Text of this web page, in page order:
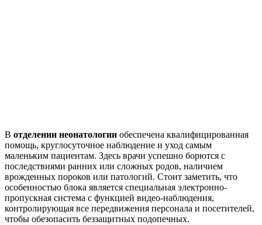
В отделении неонатологии обеспечена квалифицированная
помощь, круглосуточное наблюдение и уход самым
маленьким пациентам. Здесь врачи успешно борются с
последствиями ранних или сложных родов, наличием
врожденных пороков или патологий. Стоит заметить, что
особенностью блока является специальная электронно-
пропускная система с функцией видео-наблюдения,
контролирующая все передвижения персонала и посетителей,
чтобы обезопасить беззащитных подопечных.